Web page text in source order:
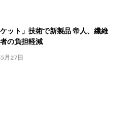
ケット」技術で新製品 帝人、繊維
の負担軽減
月27日